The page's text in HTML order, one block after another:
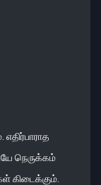
நெருக்கம்
கிடைக்கும்.